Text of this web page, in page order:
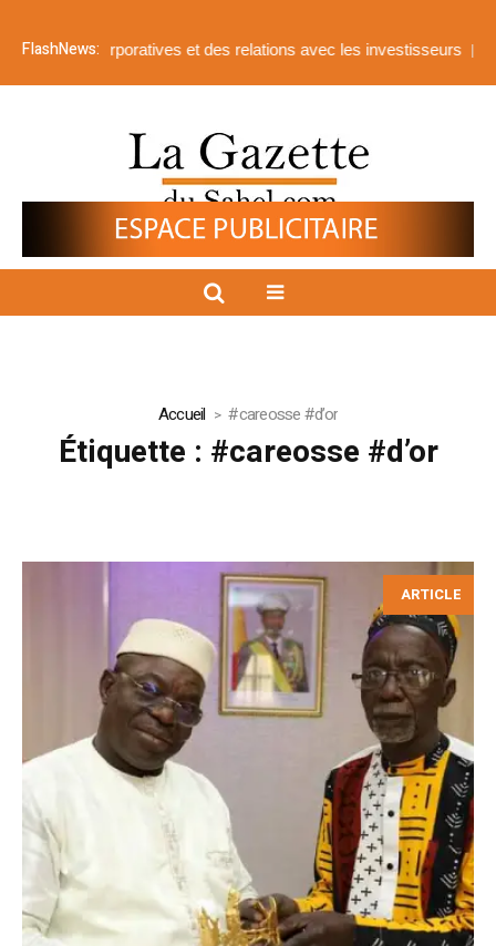
FlashNews:
corporatives et des relations avec les investisseurs
Accueil #careosse #d’or
Étiquette : #careosse #d’or
ARTICLE